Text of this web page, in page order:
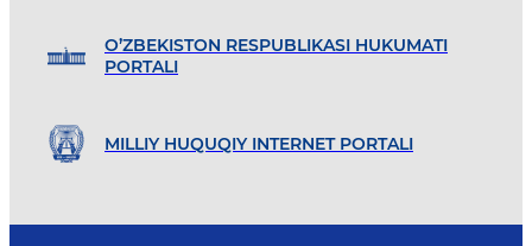
O’ZBEKISTON RESPUBLIKASI HUKUMATI
PORTALI
MILLIY HUQUQIY INTERNET PORTALI